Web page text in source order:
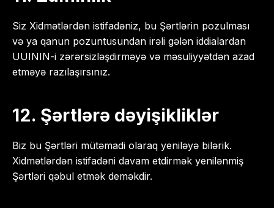
Siz Xidmətlərdən istifadəniz, bu Şərtlərin pozulması
və ya qanun pozuntusundan irəli gələn iddialardan
UUININ-i zərərsizləşdirməyə və məsuliyyətdən azad
etməyə razılaşırsınız.
12. Şərtlərə dəyişikliklər
Biz bu Şərtləri mütəmadi olaraq yeniləyə bilərik.
Xidmətlərdən istifadəni davam etdirmək yenilənmiş
Şərtləri qəbul etmək deməkdir.